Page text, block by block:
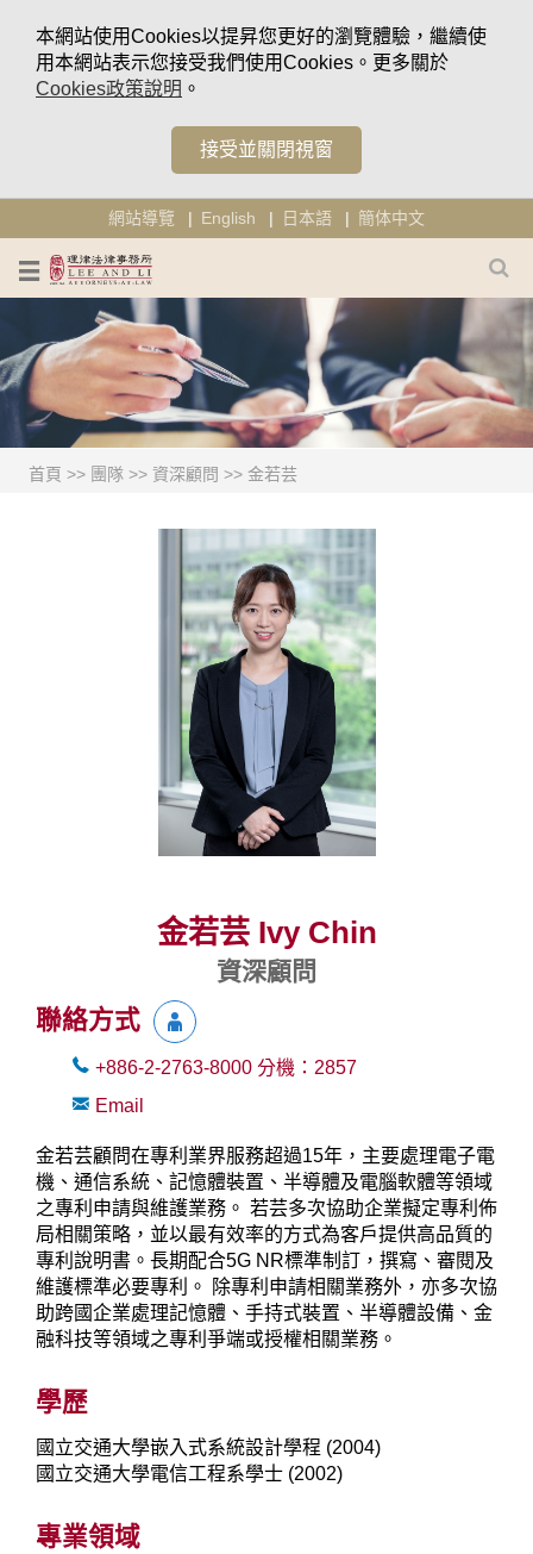
本網站使用Cookies以提昇您更好的瀏覽體驗，繼續使
用本網站表示您接受我們使用Cookies。更多關於
Cookies政策說明 。
接受並關閉視窗
網站導覽 English 日本語 簡体中文
首頁 >> 團隊 >> 資深顧問 >> 金若芸
金若芸 Ivy Chin
資深顧問
聯絡方式
+886-2-2763-8000 分機： 2857
Email
金若芸顧問在專利業界服務超過15年，主要處理電子電
機、通信系統、記憶體裝置、半導體及電腦軟體等領域
之專利申請與維護業務。 若芸多次協助企業擬定專利佈
局相關策略，並以最有效率的方式為客戶提供高品質的
專利說明書。長期配合5G NR標準制訂，撰寫、審閱及
維護標準必要專利。 除專利申請相關業務外，亦多次協
助跨國企業處理記憶體、手持式裝置、半導體設備、金
融科技等領域之專利爭端或授權相關業務。
學歷
國立交通大學嵌入式系統設計學程 (2004)
國立交通大學電信工程系學士 (2002)
專業領域